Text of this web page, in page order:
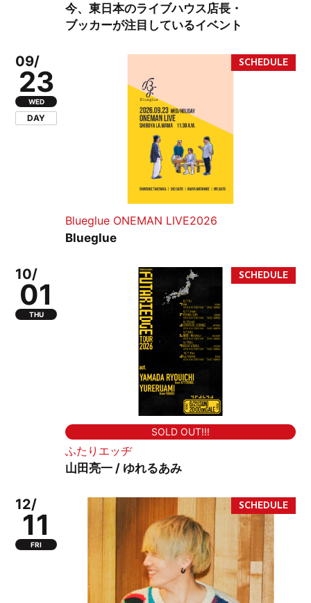
今、東日本のライブハウス店長・
ブッカーが注目しているイベント
09/
23
WED
DAY
Blueglue ONEMAN LIVE2026
Blueglue
10/
01
THU
SOLD OUT!!!
ふたりエッヂ
山田亮一 / ゆれるあみ
12/
11
FRI